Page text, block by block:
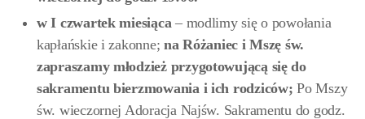
w I czwartek miesiąca– modlimy się o powołania
kapłańskie i zakonne;na Różaniec i Mszę św.
zapraszamy młodzież przygotowującą się do
sakramentu bierzmowania i ich rodziców;Po Mszy
św. wieczornej Adoracja Najśw. Sakramentu do godz.